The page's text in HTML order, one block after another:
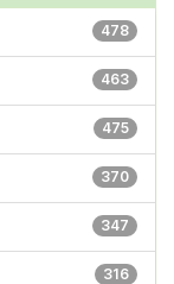
478
463
475
370
347
316